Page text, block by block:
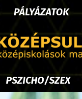
PÁLYÁZATOK
PSZICHO/SZEX